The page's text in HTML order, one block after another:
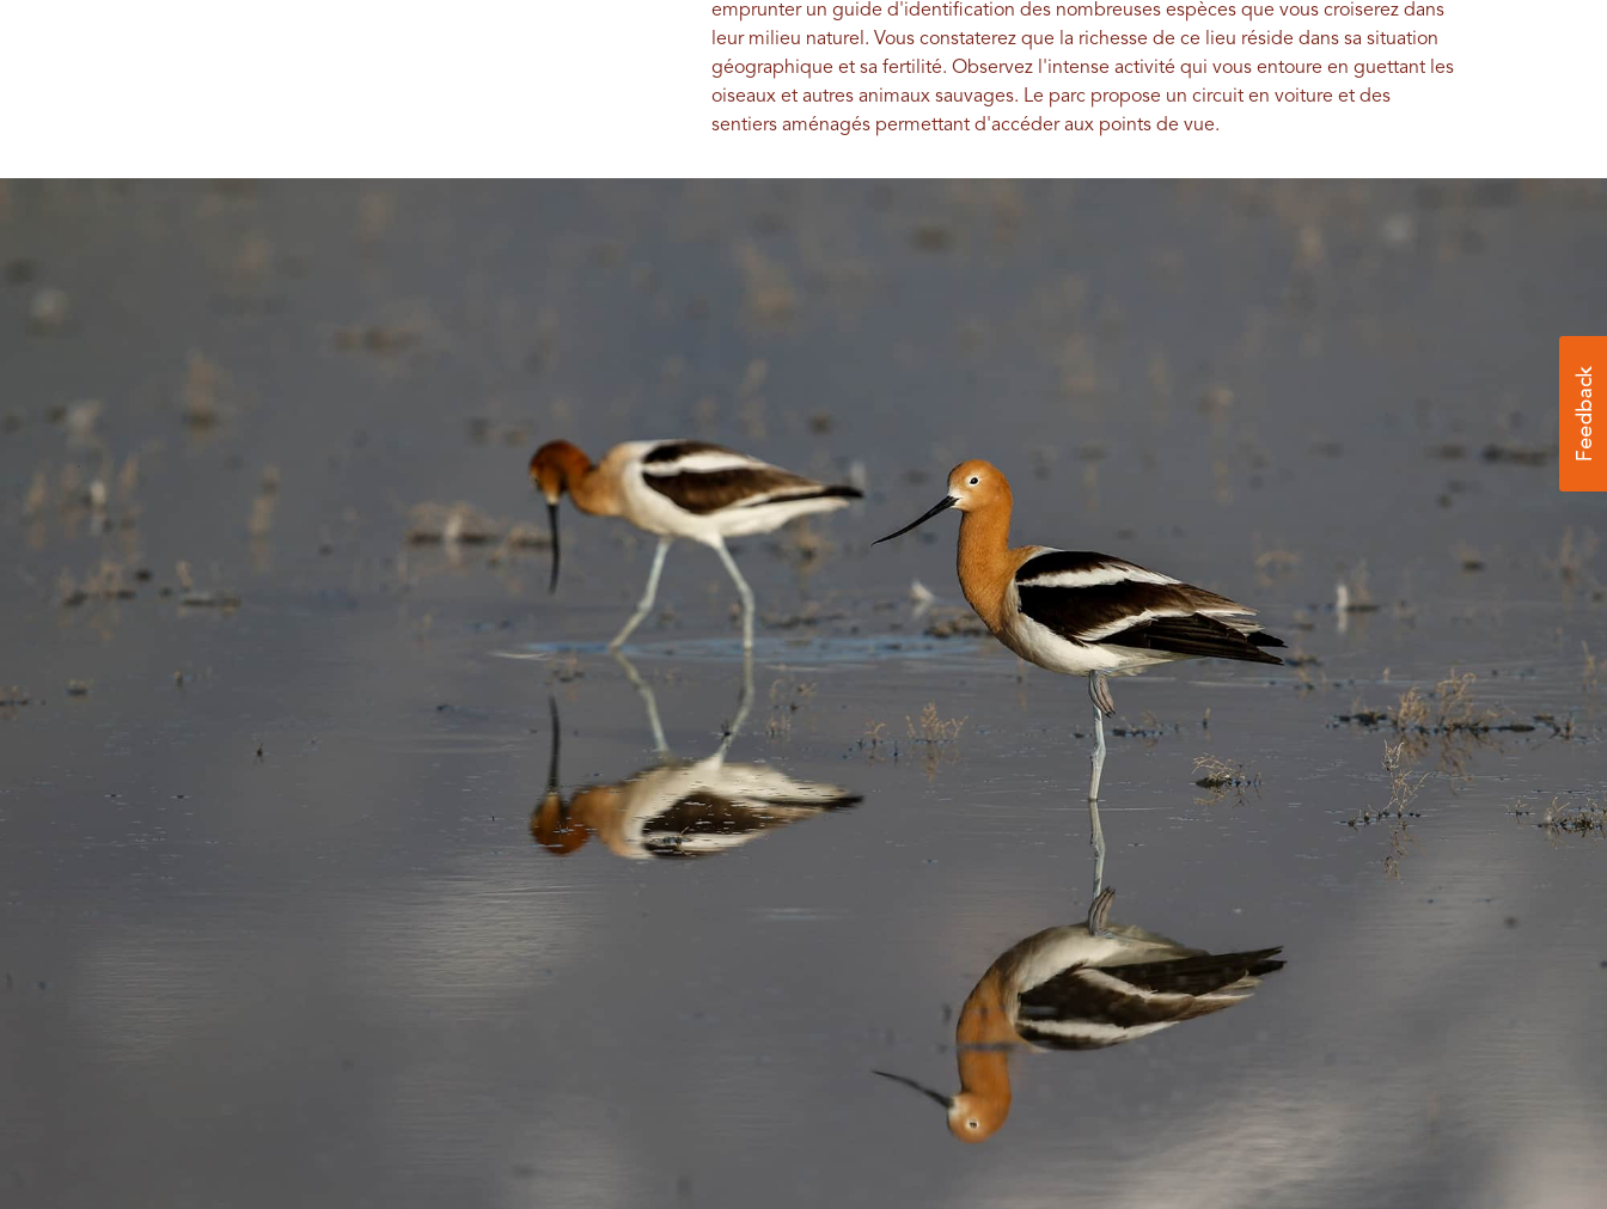
emprunter un guide d'identification des nombreuses espèces que vous croiserez dans
leur milieu naturel. Vous constaterez que la richesse de ce lieu réside dans sa situation
géographique et sa fertilité. Observez l'intense activité qui vous entoure en guettant les
oiseaux et autres animaux sauvages. Le parc propose un circuit en voiture et des
sentiers aménagés permettant d'accéder aux points de vue.